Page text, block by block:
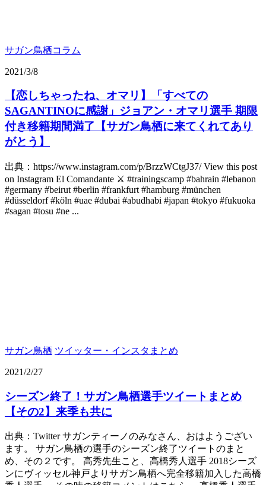
サガン鳥栖コラム
2021/3/8
【恋しちゃったね、オマリ】「すべての
SAGANTINOに感謝」ジョアン・オマリ選手 期限
付き移籍期間満了【サガン鳥栖に来てくれてあり
がとう】
出典：https://www.instagram.com/p/BrzzWCtgJ37/ View this post
on Instagram El Comandante ⚔️ #trainingscamp #bahrain #lebanon
#germany #beirut #berlin #frankfurt #hamburg #münchen
#düsseldorf #köln #uae #dubai #abudhabi #japan #tokyo #fukuoka
#sagan #tosu #ne ...
サガン鳥栖 ツイッター・インスタまとめ
2021/2/27
シーズン終了！サガン鳥栖選手ツイートまとめ
【その2】来季も共に
出典：Twitter サガンティーノのみなさん、おはようござい
ます。 サガン鳥栖の選手のシーズン終了ツイートのまと
め、その２です。 高秀先生こと、高橋秀人選手 2018シーズ
ンにヴィッセル神戸よりサガン鳥栖へ完全移籍加入した高橋